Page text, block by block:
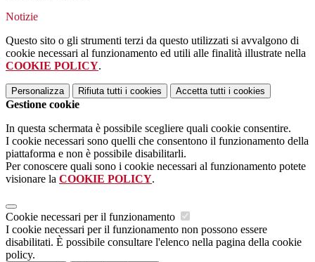
Notizie
Questo sito o gli strumenti terzi da questo utilizzati si avvalgono di
cookie necessari al funzionamento ed utili alle finalità illustrate nella
COOKIE POLICY.
Personalizza Rifiuta tutti i cookies Accetta tutti i cookies
Gestione cookie
In questa schermata è possibile scegliere quali cookie consentire.
I cookie necessari sono quelli che consentono il funzionamento della
piattaforma e non è possibile disabilitarli.
Per conoscere quali sono i cookie necessari al funzionamento potete
visionare la COOKIE POLICY.
Cookie necessari per il funzionamento
I cookie necessari per il funzionamento non possono essere
disabilitati. È possibile consultare l'elenco nella pagina della cookie
policy.